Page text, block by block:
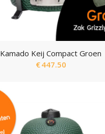
Kamado Keij Compact Groen
€447.50